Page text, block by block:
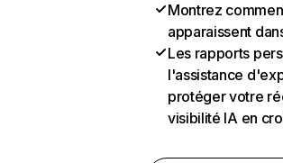
Montrez
apparaissent
Les rapports
l'assistance
protéger votre
visibilité IA en